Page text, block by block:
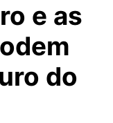
e as
do